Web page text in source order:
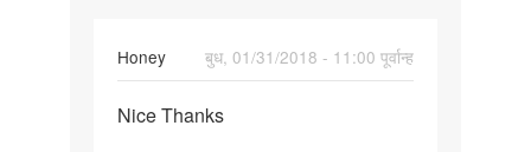
Honey
बुध, 01/31/2018 - 11:00 पूर्वान्ह
Nice
Nice Thanks